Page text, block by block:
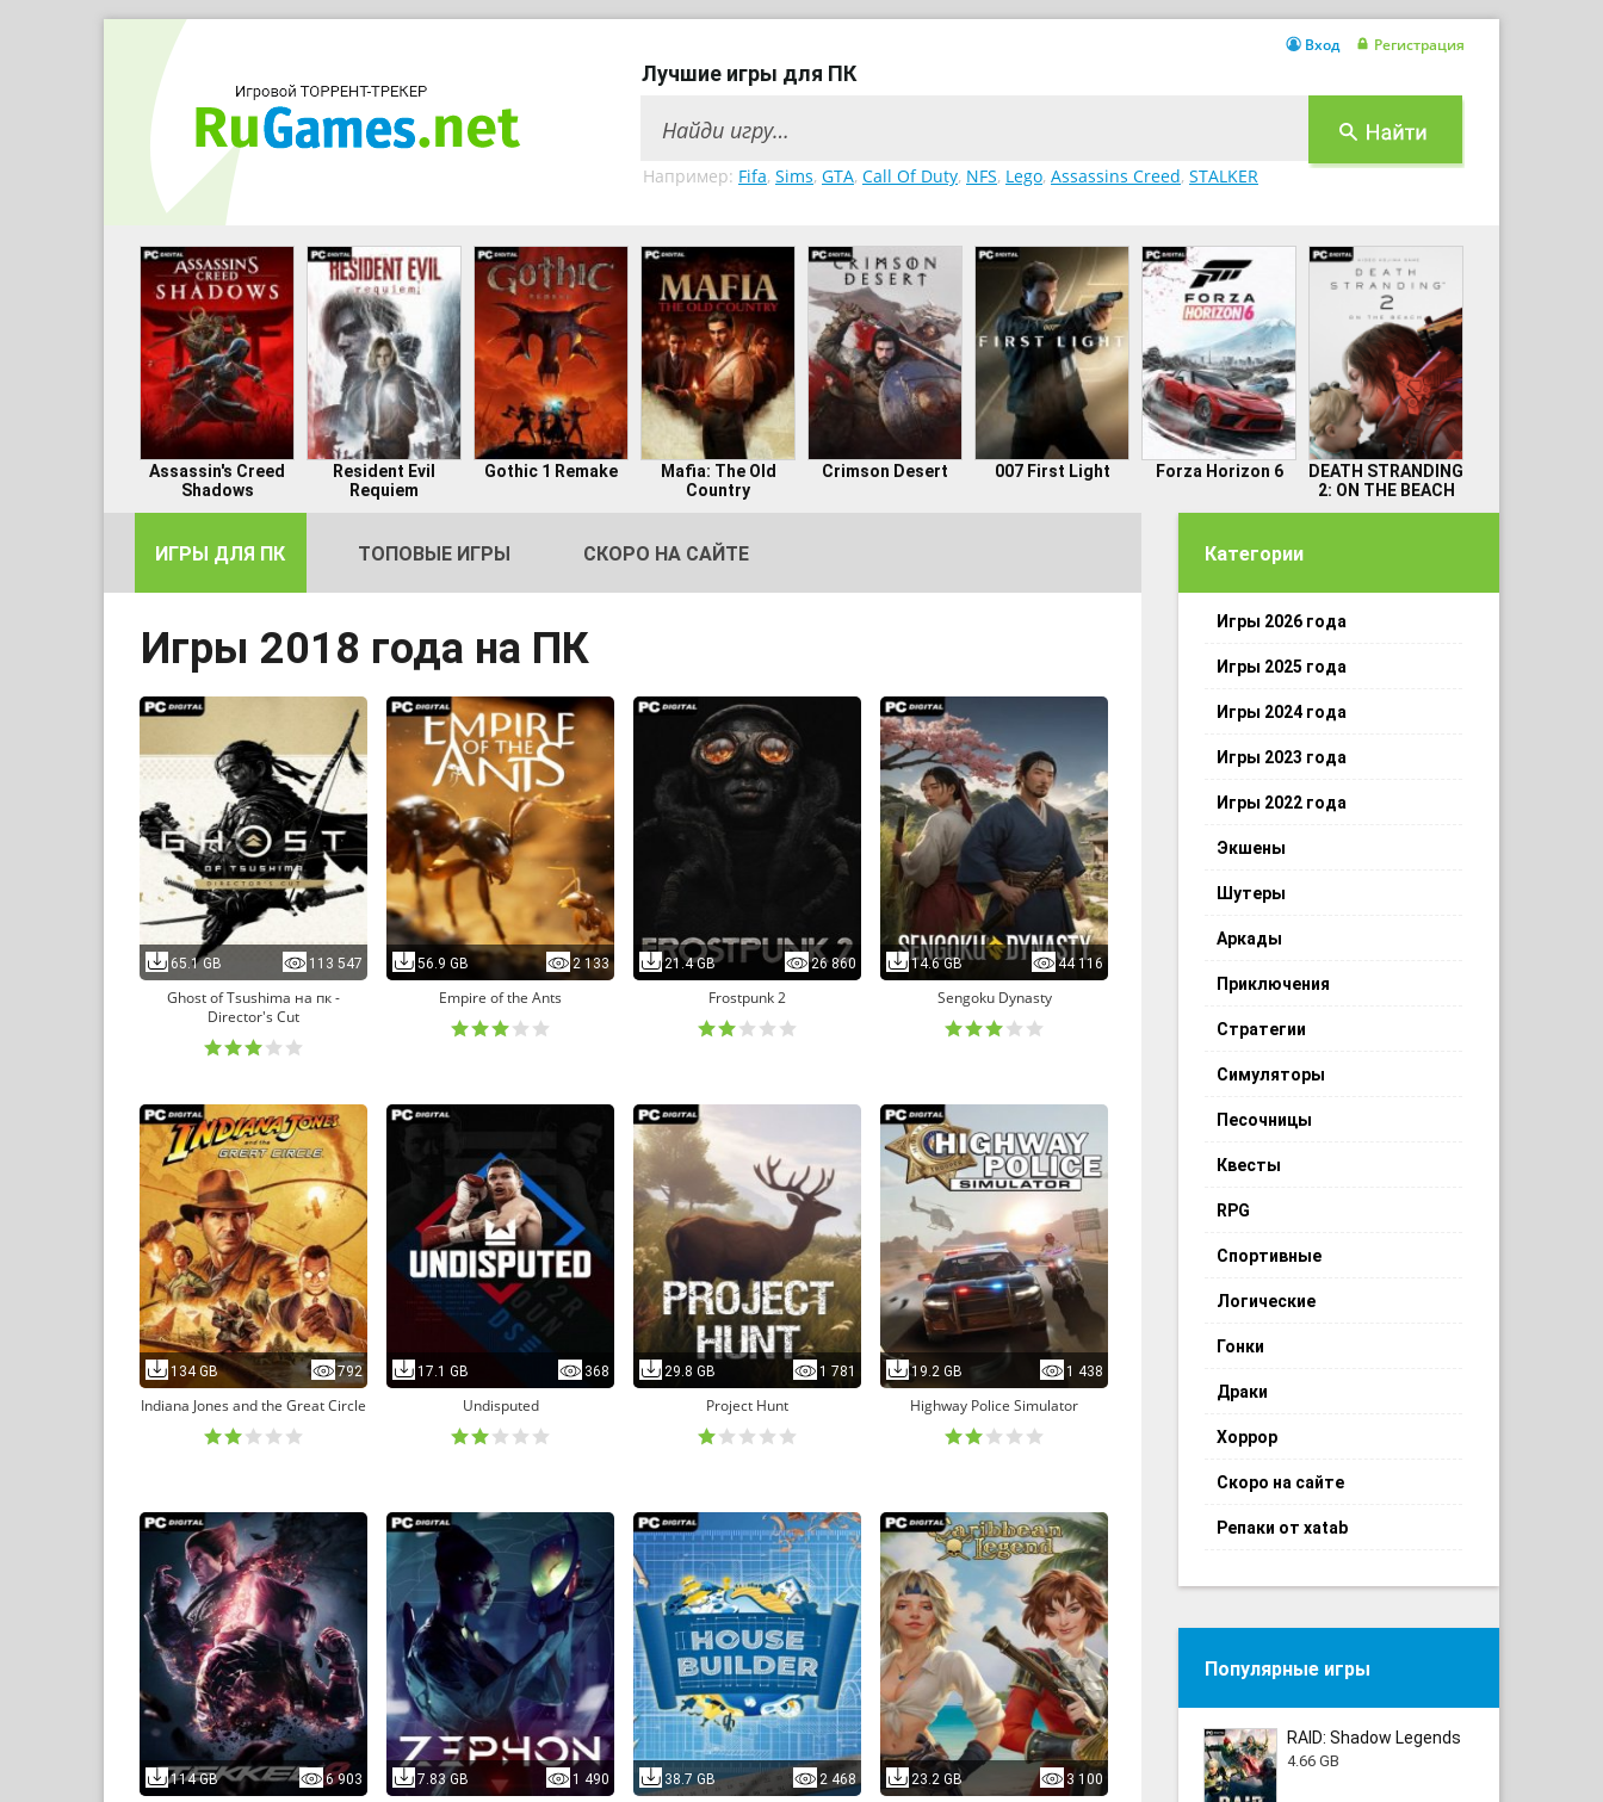
Лучшие игры для ПК
Например: Fifa, Sims, GTA, Call Of Duty, NFS, Lego, Assassins Creed, STALKER
Вход Регистрация
Assassin's Creed
Shadows
Resident Evil
Requiem
Gothic 1 Remake
Mafia: The Old
Country
Crimson Desert 007 First Light Forza Horizon 6
DEATH STRANDING
2: ON THE BEACH
ИГРЫ ДЛЯ ПК ТОПОВЫЕ ИГРЫ СКОРО НА САЙТЕ
Игры 2018 года на ПК
65.1 GB 113 547
Ghost of Tsushima на пк -
Director's Cut
56.9 GB 2 133
Empire of the Ants
21.4 GB 26 860
Frostpunk 2
14.6 GB 44 116
Sengoku Dynasty
134 GB 792
Indiana Jones and the Great Circle
17.1 GB 368
Undisputed
29.8 GB 1 781
Project Hunt
19.2 GB 1 438
Highway Police Simulator
114 GB 6 903 7.83 GB 1 490 38.7 GB 2 468 23.2 GB 3 100
Категории
Игры 2026 года
Игры 2025 года
Игры 2024 года
Игры 2023 года
Игры 2022 года
Экшены
Шутеры
Аркады
Приключения
Стратегии
Симуляторы
Песочницы
Квесты
RPG
Спортивные
Логические
Гонки
Драки
Хоррор
Скоро на сайте
Репаки от xatab
Популярные игры
RAID: Shadow Legends
4.66 GB